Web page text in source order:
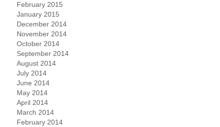
February 2015
January 2015
December 2014
November 2014
October 2014
September 2014
August 2014
July 2014
June 2014
May 2014
April 2014
March 2014
February 2014